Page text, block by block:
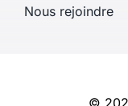
Nous rejoindre
©